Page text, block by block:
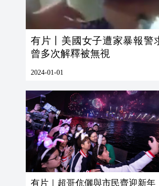
有片丨美國女子遭家暴報警
曾多次解釋被無視
2024-01-01
有片｜超哥伉儷與市民齊迎新年